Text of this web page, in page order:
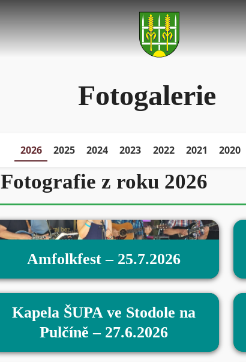
Fotogalerie
2026 2025 2024 2023 2022 2021 2020
Fotografie z roku 2026
Amfolkfest – 25.7.2026
Kapela ŠUPA ve Stodole na
Pulčíně – 27.6.2026